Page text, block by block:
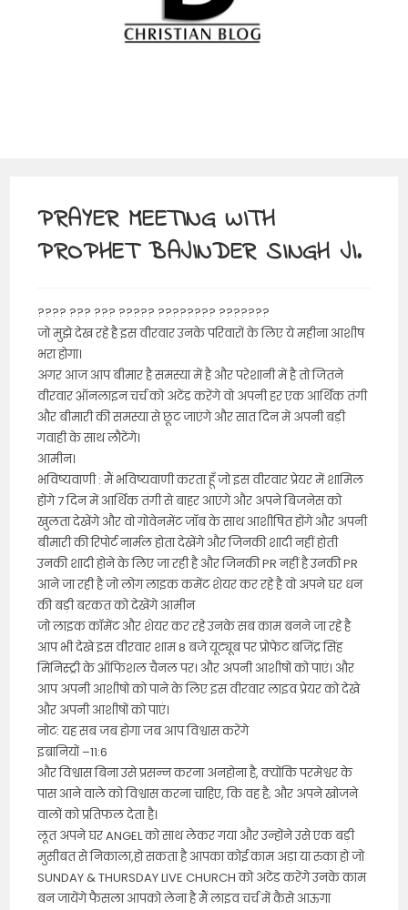
PRAYER MEETING WITH
PROPHET BAJINDER SINGH JI.
???? ??? ??? ????? ???????? ???????
जो मुझे देख रहे है इस वीरवार उनके परिवारों के लिए ये महीना आशीष
भरा होगा।
अगर आज आप बीमार है समस्या में है और परेशानी में है तो जितने
वीरवार ऑनलाइन चर्च को अटेंड करेंगे वो अपनी हर एक आर्थिक तंगी
और बीमारी की समस्या से छूट जाएंगे और सात दिन में अपनी बड़ी
गवाही के साथ लौटेंगे।
आमीन।
भविष्यवाणी : मैं भविष्यवाणी करता हूँ जो इस वीरवार प्रेयर में शामिल
होंगे 7 दिन में आर्थिक तंगी से बाहर आएंगे और अपने बिजनेस को
खुलता देखेंगे और वो गोवेनमेंट जॉब के साथ आशीषित होंगे और अपनी
बीमारी की रिपोर्ट नार्मल होता देखेंगे और जिनकी शादी नहीं होती
उनकी शादी होने के लिए जा रही है और जिनकी PR नहीं है उनकी PR
आने जा रही है जो लोग लाइक कमेंट शेयर कर रहे है वो अपने घर धन
की बड़ी बरकत को देखेंगे आमीन
जो लाइक कॉमेंट और शेयर कर रहे उनके सब काम बनने जा रहे है
आप भी देखे इस वीरवार शाम 8 बजे यूट्यूब पर प्रोफेट बजिंद्र सिंह
मिनिस्ट्री के ऑफिशल चैनल पर। और अपनी आशीषों को पाएं। और
आप अपनी आशीषो को पाने के लिए इस वीरवार लाइव प्रेयर को देखे
और अपनी आशीषों को पाएं।
नोट: यह सब जब होगा जब आप विश्वास करेंगे
इब्रानियों –11:6
और विश्वास बिना उसे प्रसन्न करना अनहोना है, क्योंकि परमेश्वर के
पास आने वाले को विश्वास करना चाहिए, कि वह है; और अपने खोजने
वालों को प्रतिफल देता है।
लूत अपने घर ANGEL को साथ लेकर गया और उन्होंने उसे एक बड़ी
मुसीबत से निकाला,हो सकता है आपका कोई काम अड़ा या रुका हो जो
SUNDAY & THURSDAY LIVE CHURCH को अटेंड करेंगे उनके काम
बन जायेंगे फैसला आपको लेना है मैं लाइव चर्च में कैसे आऊगा